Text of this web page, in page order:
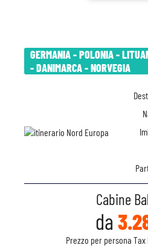
GERMANIA - POLONIA -
- DANIMARCA - NORVEGIA
Cabine
da
Prezzo per persona Tax